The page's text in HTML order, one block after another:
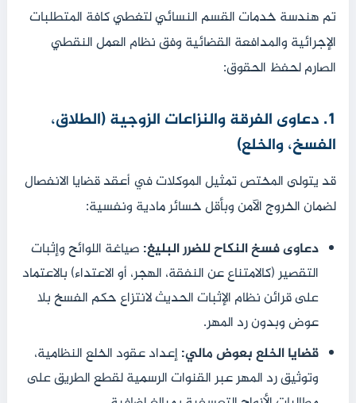
تم هندسة خدمات القسم النسائي لتغطي كافة المتطلبات
الإجرائية والمدافعة القضائية وفق نظام العمل النقطي
الصارم لحفظ الحقوق:
1. دعاوى الفرقة والنزاعات الزوجية (الطلاق،
الفسخ، والخلع)
قد يتولى المختص تمثيل الموكلات في أعقد قضايا الانفصال
لضمان الخروج الآمن وبأقل خسائر مادية ونفسية:
دعاوى فسخ النكاح للضرر البليغ: صياغة اللوائح وإثبات
التقصير (كالامتناع عن النفقة، الهجر، أو الاعتداء) بالاعتماد
على قرائن نظام الإثبات الحديث لانتزاع حكم الفسخ بلا
عوض وبدون رد المهر.
قضايا الخلع بعوض مالي:إعداد عقود الخلع النظامية،
وتوثيق رد المهر عبر القنوات الرسمية لقطع الطريق على